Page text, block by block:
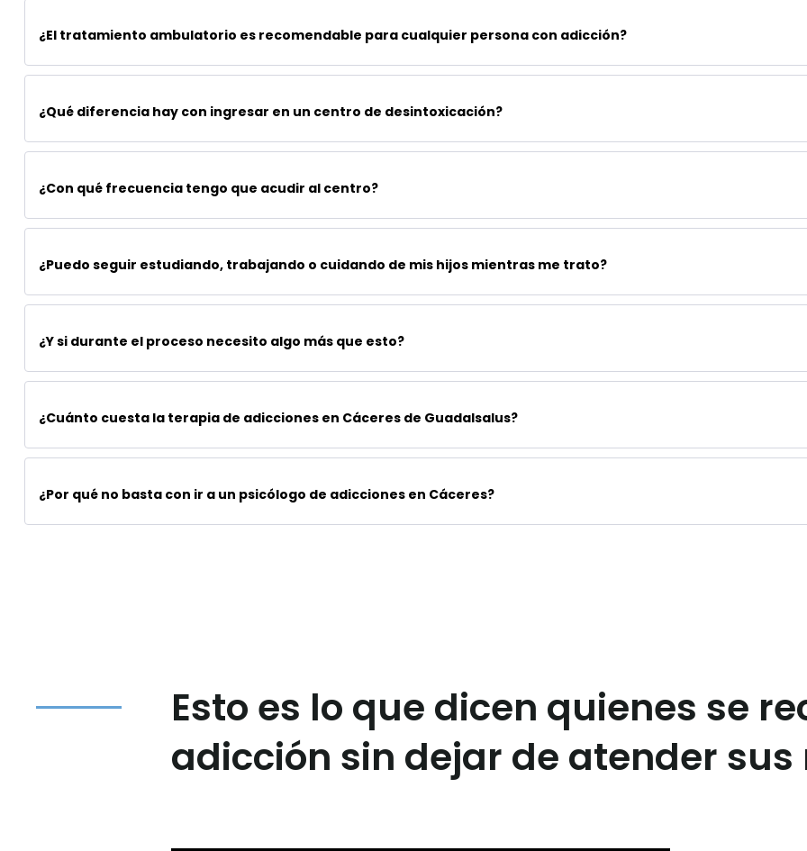
¿El tratamiento ambulatorio es recomendable para cualquier persona con adicción?
¿Qué diferencia hay con ingresar en un centro de desintoxicación?
¿Con qué frecuencia tengo que acudir al centro?
¿Puedo seguir estudiando, trabajando o cuidando de mis hijos mientras me trato?
¿Y si durante el proceso necesito algo más que esto?
¿Cuánto cuesta la terapia de adicciones en Cáceres de Guadalsalus?
¿Por qué no basta con ir a un psicólogo de adicciones en Cáceres?
Esto es lo que dicen quienes se
adicción sin dejar de atender